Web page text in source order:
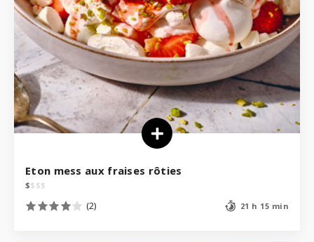
Eton mess aux fraises rôties
$$ $$
(2) 21 h 15 min